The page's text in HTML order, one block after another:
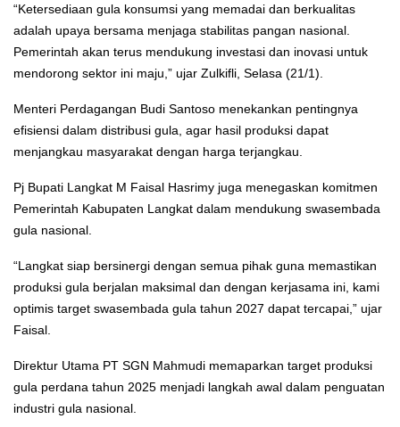
“Ketersediaan gula konsumsi yang memadai dan berkualitas
adalah upaya bersama menjaga stabilitas pangan nasional.
Pemerintah akan terus mendukung investasi dan inovasi untuk
mendorong sektor ini maju,” ujar Zulkifli, Selasa (21/1).
Menteri Perdagangan Budi Santoso menekankan pentingnya
efisiensi dalam distribusi gula, agar hasil produksi dapat
menjangkau masyarakat dengan harga terjangkau.
Pj Bupati Langkat M Faisal Hasrimy juga menegaskan komitmen
Pemerintah Kabupaten Langkat dalam mendukung swasembada
gula nasional.
“Langkat siap bersinergi dengan semua pihak guna memastikan
produksi gula berjalan maksimal dan dengan kerjasama ini, kami
optimis target swasembada gula tahun 2027 dapat tercapai,” ujar
Faisal.
Direktur Utama PT SGN Mahmudi memaparkan target produksi
gula perdana tahun 2025 menjadi langkah awal dalam penguatan
industri gula nasional.